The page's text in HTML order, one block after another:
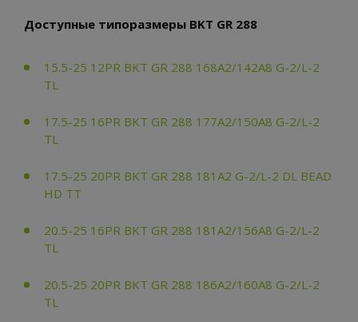
Доступные типоразмеры BKT GR 288
15.5-25 12PR BKT GR 288 168A2/142A8 G-2/L-2
TL
17.5-25 16PR BKT GR 288 177A2/150A8 G-2/L-2
TL
17.5-25 20PR BKT GR 288 181A2 G-2/L-2 DL BEAD
HD TT
20.5-25 16PR BKT GR 288 181A2/156A8 G-2/L-2
TL
20.5-25 20PR BKT GR 288 186A2/160A8 G-2/L-2
TL